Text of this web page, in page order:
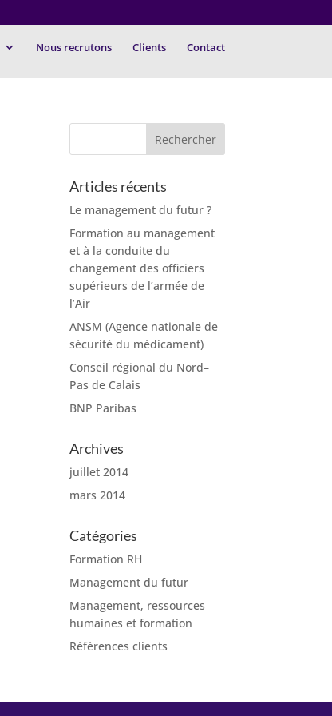
Nous recrutons Clients Contact
Articles récents
Le management du futur ?
Formation au management
et à la conduite du
changement des officiers
supérieurs de l’armée de
l’Air
ANSM (Agence nationale de
sécurité du médicament)
Conseil régional du Nord–
Pas de Calais
BNP Paribas
Archives
juillet 2014
mars 2014
Catégories
Formation RH
Management du futur
Management, ressources
humaines et formation
Références clients